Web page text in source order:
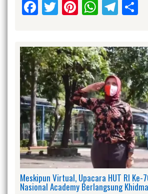
Facebook
Twitter
Pinterest
Meskipun Virtual, Upacara HUT RI Ke-
Nasional Academy Berlangsung